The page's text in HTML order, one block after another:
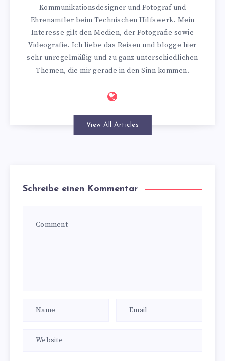
Kommunikationsdesigner und Fotograf und
Ehrenamtler beim Technischen Hilfswerk. Mein
Interesse gilt den Medien, der Fotografie sowie
Videografie. Ich liebe das Reisen und blogge hier
sehr unregelmäßig und zu ganz unterschiedlichen
Themen, die mir gerade in den Sinn kommen.
View All Articles
Schreibe einen Kommentar